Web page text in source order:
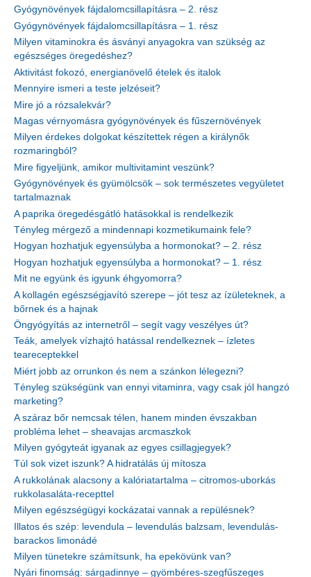
Gyógynövények fájdalomcsillapításra – 2. rész
Gyógynövények fájdalomcsillapításra – 1. rész
Milyen vitaminokra és ásványi anyagokra van szükség az
egészséges öregedéshez?
Aktivitást fokozó, energianövelő ételek és italok
Mennyire ismeri a teste jelzéseit?
Mire jó a rózsalekvár?
Magas vérnyomásra gyógynövények és fűszernövények
Milyen érdekes dolgokat készítettek régen a királynők
rozmaringból?
Mire figyeljünk, amikor multivitamint veszünk?
Gyógynövények és gyümölcsök – sok természetes vegyületet
tartalmaznak
A paprika öregedésgátló hatásokkal is rendelkezik
Tényleg mérgező a mindennapi kozmetikumaink fele?
Hogyan hozhatjuk egyensúlyba a hormonokat? – 2. rész
Hogyan hozhatjuk egyensúlyba a hormonokat? – 1. rész
Mit ne együnk és igyunk éhgyomorra?
A kollagén egészségjavító szerepe – jót tesz az ízületeknek, a
bőrnek és a hajnak
Öngyógyítás az internetről – segít vagy veszélyes út?
Teák, amelyek vízhajtó hatással rendelkeznek – ízletes
teareceptekkel
Miért jobb az orrunkon és nem a szánkon lélegezni?
Tényleg szükségünk van ennyi vitaminra, vagy csak jól hangzó
marketing?
A száraz bőr nemcsak télen, hanem minden évszakban
probléma lehet – sheavajas arcmaszkok
Milyen gyógyteát igyanak az egyes csillagjegyek?
Túl sok vizet iszunk? A hidratálás új mítosza
A rukkolának alacsony a kalóriatartalma – citromos-uborkás
rukkolasaláta-recepttel
Milyen egészségügyi kockázatai vannak a repülésnek?
Illatos és szép: levendula – levendulás balzsam, levendulás-
barackos limonádé
Milyen tünetekre számítsunk, ha epekövünk van?
Nyári finomság: sárgadinnye – gyömbéres-szegfűszeges